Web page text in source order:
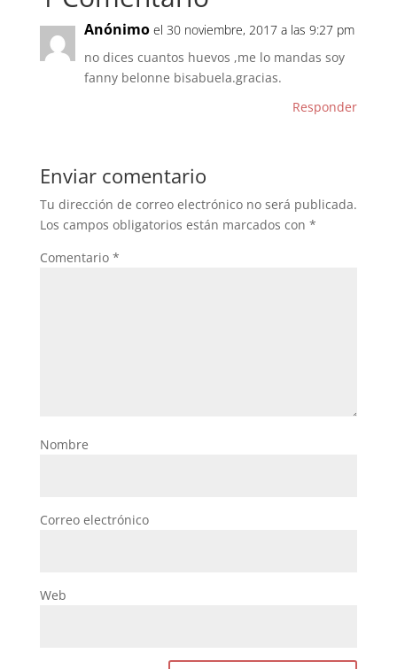
Anónimo el 30 noviembre, 2017 a las 9:27 pm
no dices cuantos huevos ,me lo mandas soy
fanny belonne bisabuela.gracias.
Responder
Enviar comentario
Tu dirección de correo electrónico no será publicada.
Los campos obligatorios están marcados con *
Comentario *
Nombre
Correo electrónico
Web